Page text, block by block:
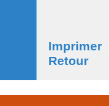
Imprimer
Retour